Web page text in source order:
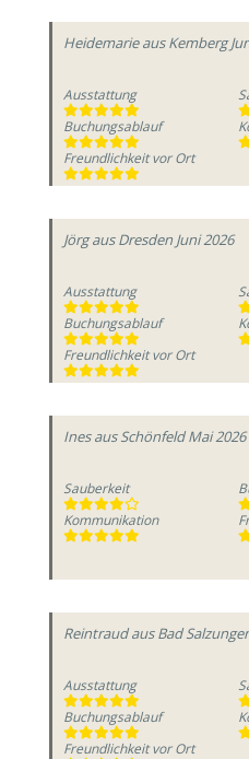
Heidemarieaus Kemberg
Ausstattung
Buchungsablauf
Freundlichkeit vor Ort
Jörgaus Dresden Juni 2026
Ausstattung
Buchungsablauf
Freundlichkeit vor Ort
Inesaus Schönfeld Mai 2026
Sauberkeit
Kommunikation
Reintraudaus Bad
Ausstattung
Buchungsablauf
Freundlichkeit vor Ort